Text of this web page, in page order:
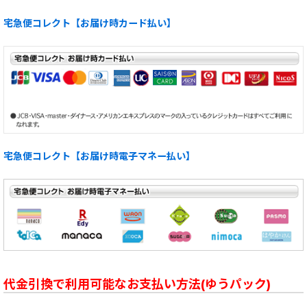
宅急便コレクト【お届け時カード払い】
宅急便コレクト【お届け時電子マネー払い】
代金引換で利用可能なお支払い方法(ゆうパック)